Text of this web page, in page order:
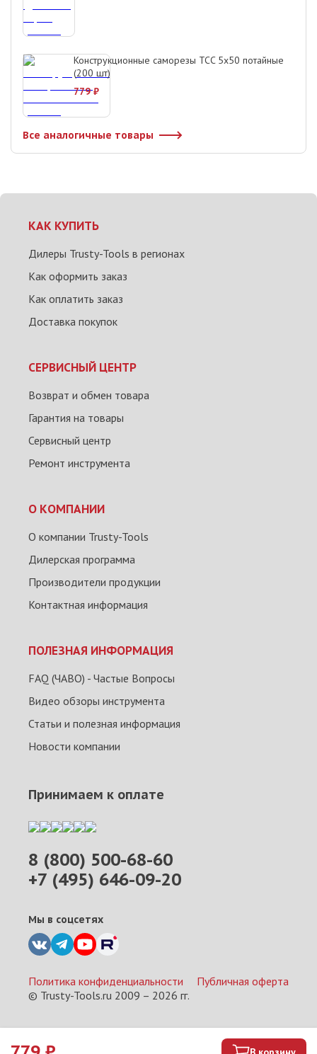
Конструкционные саморезы TCC 5х50 потайные
(200 шт)
779 ₽
Все аналогичные товары
КАК КУПИТЬ
Дилеры Trusty-Tools в регионах
Как оформить заказ
Как оплатить заказ
Доставка покупок
СЕРВИСНЫЙ ЦЕНТР
Возврат и обмен товара
Гарантия на товары
Сервисный центр
Ремонт инструмента
О КОМПАНИИ
О компании Trusty-Tools
Дилерская программа
Производители продукции
Контактная информация
ПОЛЕЗНАЯ ИНФОРМАЦИЯ
FAQ (ЧАВО) - Частые Вопросы
Видео обзоры инструмента
Статьи и полезная информация
Новости компании
8 (800) 500-68-60
+7 (495) 646-09-20
Мы в соцсетях
Принимаем к оплате
Политика конфиденциальности
Публичная оферта
© Trusty-Tools.ru 2009 – 2026 гг.